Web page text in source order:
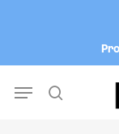
Menu